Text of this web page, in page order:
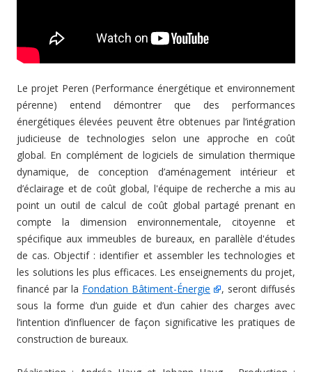
Le projet Peren (Performance énergétique et environnement
pérenne) entend démontrer que des performances
énergétiques élevées peuvent être obtenues par l’intégration
judicieuse de technologies selon une approche en coût
global. En complément de logiciels de simulation thermique
dynamique, de conception d’aménagement intérieur et
d’éclairage et de coût global, l'équipe de recherche a mis au
point un outil de calcul de coût global partagé prenant en
compte la dimension environnementale, citoyenne et
spécifique aux immeubles de bureaux, en parallèle d'études
de cas. Objectif : identifier et assembler les technologies et
les solutions les plus efficaces. Les enseignements du projet,
financé par la Fondation Bâtiment-Énergie
, seront diffusés
sous la forme d’un guide et d’un cahier des charges avec
l’intention d’influencer de façon significative les pratiques de
construction de bureaux.